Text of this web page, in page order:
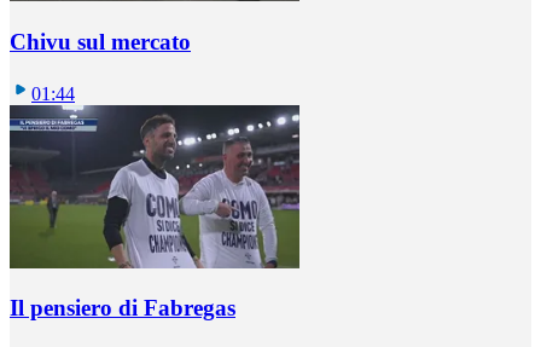
Chivu sul mercato
01:44
Il pensiero di Fabregas